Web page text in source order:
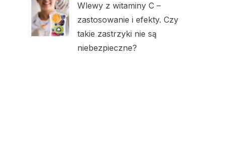
Wlewy z witaminy C –
zastosowanie i efekty. Czy
takie zastrzyki nie są
niebezpieczne?